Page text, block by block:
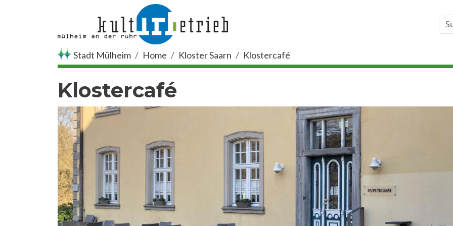
Stadt Mülheim Home Kloster Saarn Klostercafé
Klostercafé